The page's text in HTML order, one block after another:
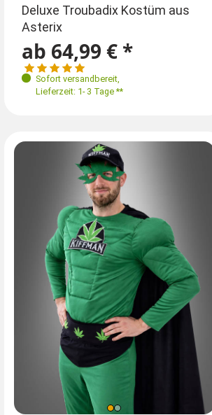
Deluxe Troubadix Kostüm aus
Asterix
ab 64,99 € *
Sofort versandbereit
Lieferzeit: 1- 3 Tage **
Größen
M 48